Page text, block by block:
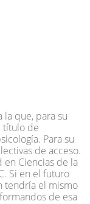
la que, para su
título de
Para su
de acceso.
en Ciencias de la
. Si en el futuro
tendría el mismo
de esa